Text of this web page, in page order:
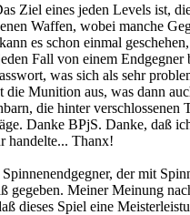
Ziel eines jeden Levels ist,
Waffen, wobei manche
es schon einmal
Fall von einem
was sich als sehr
Munition aus, was dann
die hinter verschlossenen
Danke BPjS. Danke, daß
handelte... Thanx!
der mit
gegeben. Meiner Meinung
dieses Spiel eine